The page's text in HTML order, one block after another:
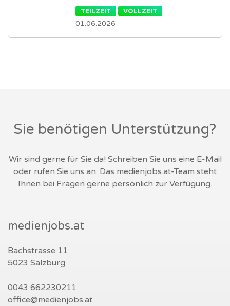
TEILZEIT VOLLZEIT
01.06.2026
Sie benötigen Unterstützung?
Wir sind gerne für Sie da! Schreiben Sie uns eine E-Mail
oder rufen Sie uns an. Das medienjobs.at-Team steht
Ihnen bei Fragen gerne persönlich zur Verfügung.
medienjobs.at
Bachstrasse 11
5023 Salzburg
0043 662230211
office@medienjobs.at